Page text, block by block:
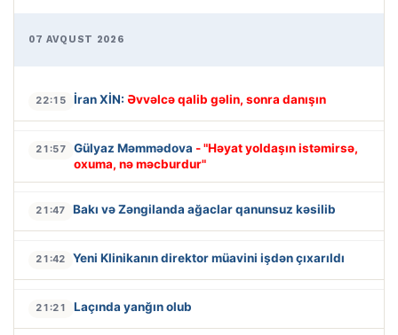
07 AVQUST 2026
22:15 İran XİN: Əvvəlcə qalib gəlin, sonra danışın
21:57 Gülyaz Məmmədova - "Həyat yoldaşın istəmirsə,
oxuma, nə məcburdur"
21:47 Bakı və Zəngilanda ağaclar qanunsuz kəsilib
21:42 Yeni Klinikanın direktor müavini işdən çıxarıldı
21:21 Laçında yanğın olub